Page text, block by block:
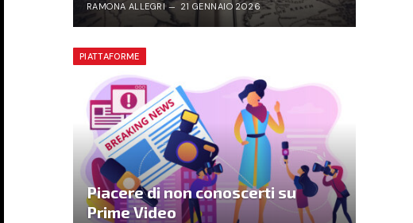
RAMONA ALLEGRI 21 GENNAIO 2026
PIATTAFORME
Piacere di non conoscerti su
Prime Video